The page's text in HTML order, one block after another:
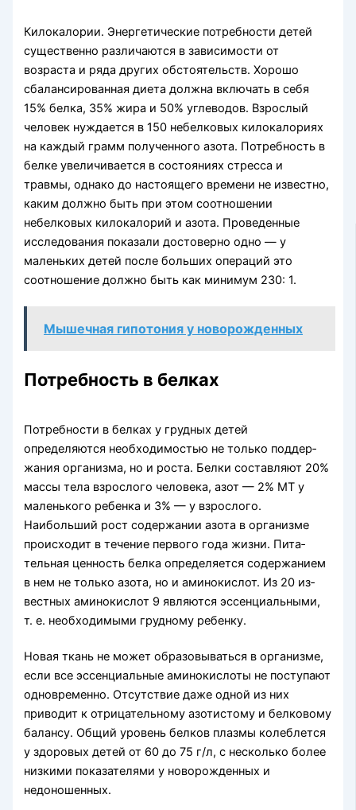
Килокалории. Энергетические потребности де­тей
существенно различаются в зависимости от
возраста и ряда других обстоятельств. Хорошо
сбалансированная диета должна включать в себя
15% белка, 35% жира и 50% углеводов. Взрослый
человек нуждается в 150 небелковых ки­локалориях
на каждый грамм полученного азота. Потребность в
белке увеличивается в состояниях стресса и
травмы, однако до настоящего времени не известно,
каким должно быть при этом соотно­шении
небелковых килокалорий и азота. Проведенные
исследования показали достоверно одно — у
маленьких детей после больших операций это
соотношение должно быть как минимум 230: 1.
Мышечная гипотония у новорожденных
Потребность в белках
Потребности в белках у грудных детей
определяются необходимостью не только поддер­
жания организма, но и роста. Белки составляют 20%
массы тела взрослого человека, азот — 2% МТ у
маленького ребенка и 3% — у взрослого.
Наибольший рост содержании азота в организме
происходит в течение первого года жизни. Пита­
тельная ценность белка определяется содержанием
в нем не только азота, но и аминокислот. Из 20 из­
вестных аминокислот 9 являются эссенциальными,
т. е. необходимыми грудному ребенку.
Новая ткань не может образовываться в организ­ме,
если все эссенциальные аминокислоты не по­ступают
одновременно. Отсутствие даже одной из них
приводит к отрицательному азотистому и бел­ковому
балансу. Общий уровень белков плазмы колеблется
у здоровых детей от 60 до 75 г/л, с не­сколько более
низкими показателями у новорож­денных и
недоношенных.